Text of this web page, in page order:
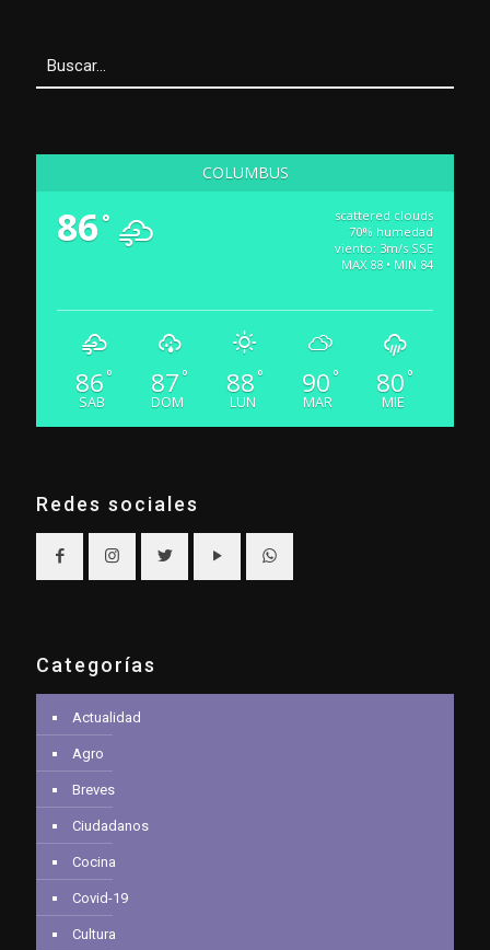
COLUMBUS
86°
scattered clouds
70% humedad
viento: 3m/s SSE
MAX 88 • MIN 84
86 °
SAB
87 °
DOM
88 °
LUN
90 °
MAR
80 °
MIE
Redes sociales
Categorías
Actualidad
Agro
Breves
Ciudadanos
Cocina
Covid-19
Cultura